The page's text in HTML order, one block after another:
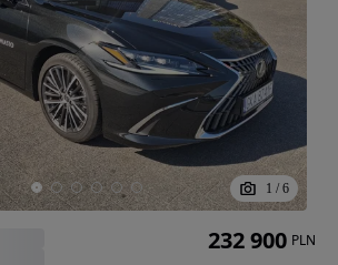
1 / 6
232 900 PLN